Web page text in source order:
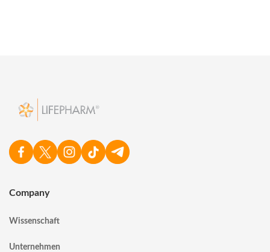
Company
Wissenschaft
Unternehmen